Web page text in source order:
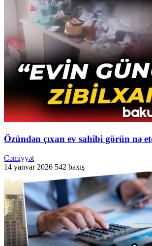
Özündən çıxan ev sahibi görün nə
Cəmiyyət
14 yanvar 2026 542 baxış